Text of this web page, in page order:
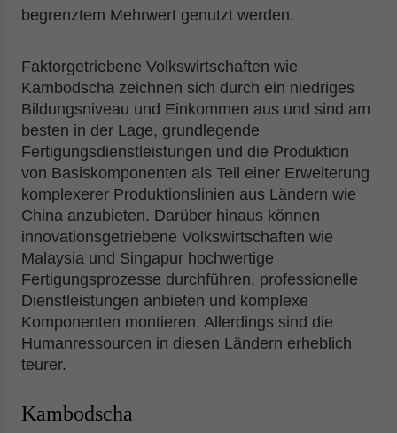
begrenztem Mehrwert genutzt werden.
Faktorgetriebene Volkswirtschaften wie
Kambodscha zeichnen sich durch ein niedriges
Bildungsniveau und Einkommen aus und sind am
besten in der Lage, grundlegende
Fertigungsdienstleistungen und die Produktion
von Basiskomponenten als Teil einer Erweiterung
komplexerer Produktionslinien aus Ländern wie
China anzubieten. Darüber hinaus können
innovationsgetriebene Volkswirtschaften wie
Malaysia und Singapur hochwertige
Fertigungsprozesse durchführen, professionelle
Dienstleistungen anbieten und komplexe
Komponenten montieren. Allerdings sind die
Humanressourcen in diesen Ländern erheblich
teurer.
Kambodscha